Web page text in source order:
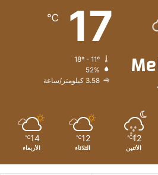
17
℃
52%
3.58 كيلومتر/ساعة
12
℃
الأثنين
12
℃
الثلاثاء
14
℃
الأربعاء